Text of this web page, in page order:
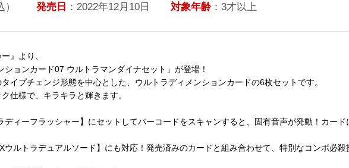
発売日 ：2022年12月10日 対象年齢：3才以上
』より、
ションカード07 ウルトラマンダイナセット」が登場！
イプチェンジ形態を中心とした、ウルトラディメンションカードの6枚セットです。
仕様で、キラキラと輝きます。
ディーフラッシャー】にセットしてバーコードをスキャンすると、固有音声が発動！カー
ウルトラデュアルソード】にも対応！発売済みのカードと組み合わせて、特別なコンボ必殺